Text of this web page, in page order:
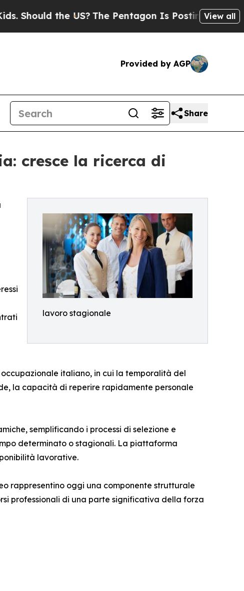
the US? The Pentagon Is Posting CrypticView all
Provided by AGP
Share
cresce la ricerca di
lavoro stagionale
italiano, in cui la temporalità del
la capacità di reperire rapidamente personale
semplificando i processi di selezione e
determinato o stagionali. La piattaforma
lavorative.
rappresentino oggi una componente strutturale
professionali di una parte significativa della forza